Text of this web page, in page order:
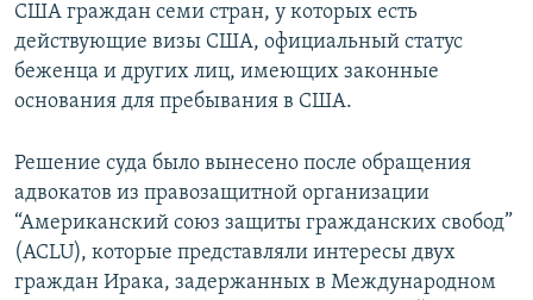
США граждан семи стран, у которых есть
действующие визы США, официальный статус
беженца и других лиц, имеющих законные
основания для пребывания в США.
Решение суда было вынесено после обращения
адвокатов из правозащитной организации
“Американский союз защиты гражданских свобод”
(ACLU), которые представляли интересы двух
граждан Ирака, задержанных в Международном